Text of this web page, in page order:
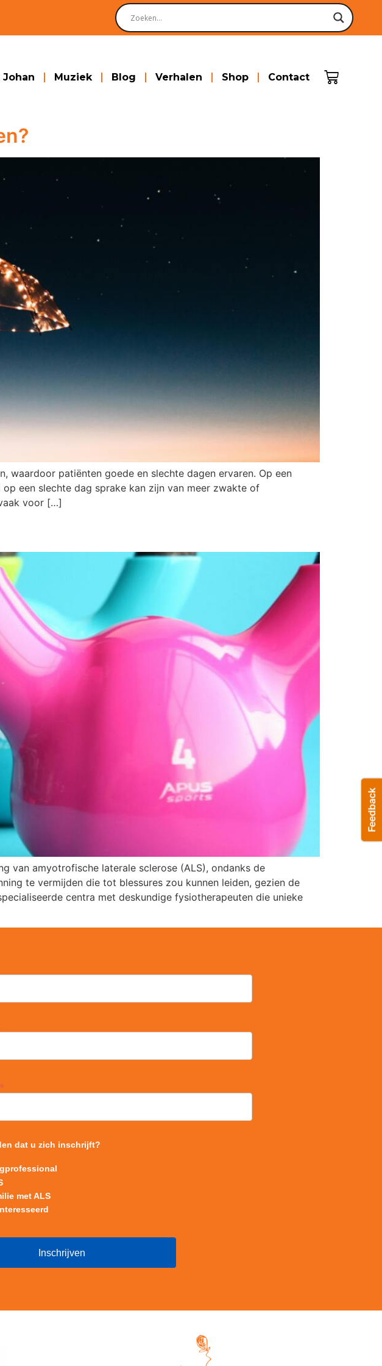
Muziek Blog Verhalen Shop Contact
waardoor patiënten goede en slechte dagen ervaren. Op een
een slechte dag sprake kan zijn van meer zwakte of
voor […]
van amyotrofische laterale sclerose (ALS), ondanks de
te vermijden die tot blessures zou kunnen leiden, gezien de
centra met deskundige fysiotherapeuten die unieke
*
dat u zich inschrijft?
met ALS